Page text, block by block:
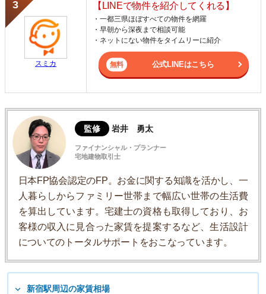
スミカ
【LINEで物件を紹介してくれる】
・一都三県ほぼすべての物件を網羅
・早朝から深夜まで相談可能
・ネットにない物件をタイムリーに紹介
公式LINEはこちら
監修 岩井 勇太
ファイナンシャル・プランナー
宅地建物取引士
日本FP協会認定のFP。お金に関する知識を活かし、一
人暮らしからファミリー世帯まで幅広い世帯の生活費
を算出しています。宅建士の資格も取得しており、お
客様の収入に見合った家賃を提案するなど、生活設計
についてのトータルサポートをおこなっています。
新宿駅周辺の家賃相場